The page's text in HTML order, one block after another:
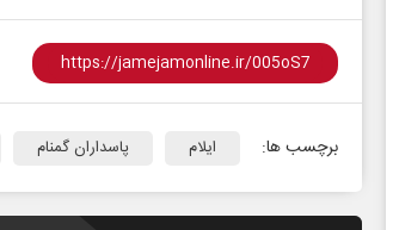
برچسب ها: ایلام پاسداران گمنام